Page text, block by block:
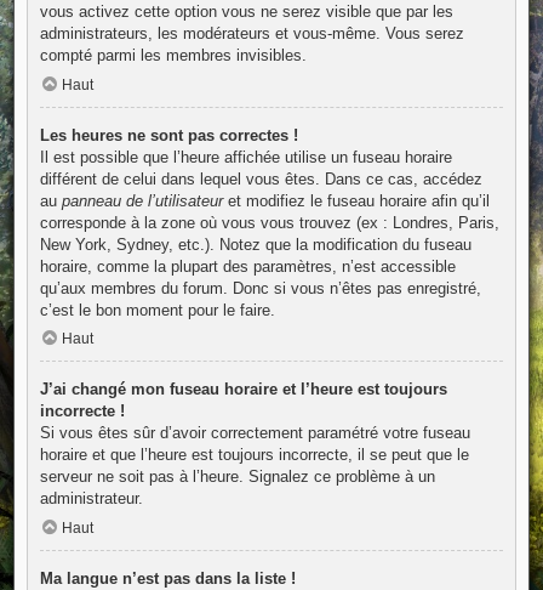
vous activez cette option vous ne serez visible que par les
administrateurs, les modérateurs et vous-même. Vous serez
compté parmi les membres invisibles.
Haut
Les heures ne sont pas correctes !
Il est possible que l’heure affichée utilise un fuseau horaire
différent de celui dans lequel vous êtes. Dans ce cas, accédez
au panneau de l’utilisateuret modifiez le fuseau horaire afin qu’il
corresponde à la zone où vous vous trouvez (ex : Londres, Paris,
New York, Sydney, etc.). Notez que la modification du fuseau
horaire, comme la plupart des paramètres, n’est accessible
qu’aux membres du forum. Donc si vous n’êtes pas enregistré,
c’est le bon moment pour le faire.
Haut
J’ai changé mon fuseau horaire et l’heure est toujours
incorrecte !
Si vous êtes sûr d’avoir correctement paramétré votre fuseau
horaire et que l’heure est toujours incorrecte, il se peut que le
serveur ne soit pas à l’heure. Signalez ce problème à un
administrateur.
Haut
Ma langue n’est pas dans la liste !